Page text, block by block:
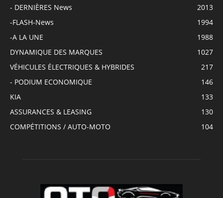
- DERNIÈRES News
2013
-FLASH-News
1994
-A LA UNE
1988
DYNAMIQUE DES MARQUES
1027
VÉHICULES ÉLECTRIQUES & HYBRIDES
217
- PODIUM ECONOMIQUE
146
KIA
133
ASSURANCES & LEASING
130
COMPÉTITIONS / AUTO-MOTO
104